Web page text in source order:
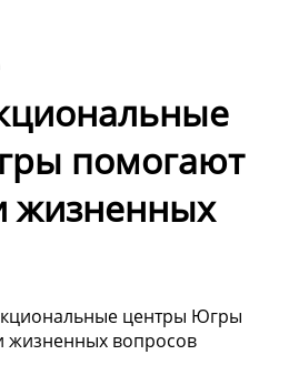
помогают
жизненных
центры Югры
вопросов